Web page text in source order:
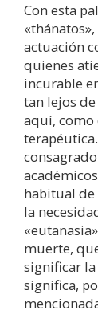
Con esta
actuación
quienes
incurable
tan lejos
aquí, como
habitual de
la
muerte,
significar la
significa,